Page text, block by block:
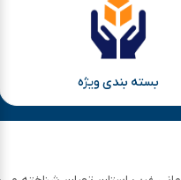
بسته بندی ویژه